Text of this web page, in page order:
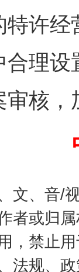
许
理
审核
文、音/
者或归
，禁止
法规、